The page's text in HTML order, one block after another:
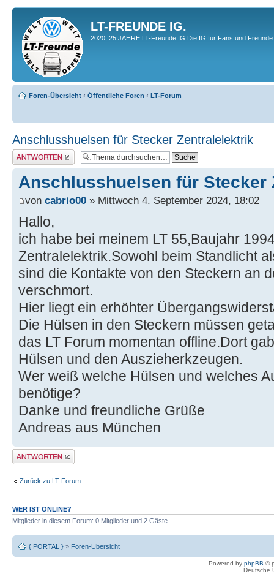
LT-FREUNDE IG.
2020; 25 JAHRE LT-Freunde IG.Die IG für Fans und
Foren-Übersicht ‹ Öffentliche Foren ‹ LT-Forum
Anschlusshuelsen für Stecker Zentralelektrik
Antwort erstellen
Anschlusshuelsen für Stecker
von cabrio00 » Mittwoch 4. September 2024, 18:02
Hallo,
ich habe bei meinem LT 55,Baujahr
Zentralelektrik.Sowohl beim Standlicht
sind die Kontakte von den Steckern an
verschmort.
Hier liegt ein erhöhter
Die Hülsen in den Steckern müssen
das LT Forum momentan offline.Dort
Hülsen und den Auszieherkzeugen.
Wer weiß welche Hülsen und welches
benötige?
Danke und freundliche Grüße
Andreas aus München
Antwort erstellen
Zurück zu LT-Forum
WER IST ONLINE?
Mitglieder in diesem Forum: 0 Mitglieder und 2 Gäste
{ PORTAL } » Foren-Übersicht
Powered by phpBB ©
Deutsche